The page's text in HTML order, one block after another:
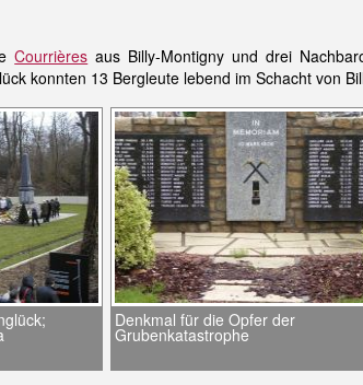
Courrières aus Billy-Montigny und drei
konnten 13 Bergleute lebend im Schacht von
Denkmal für die Opfer der
Grubenkatastrophe